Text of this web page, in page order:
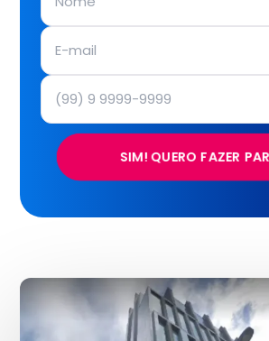
SIM! QUERO FAZER